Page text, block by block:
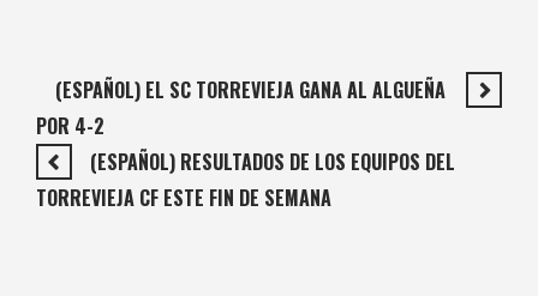
(ESPAÑOL) EL SC TORREVIEJA GANA AL ALGUEÑA
POR 4-2
(ESPAÑOL) RESULTADOS DE LOS EQUIPOS DEL
TORREVIEJA CF ESTE FIN DE SEMANA